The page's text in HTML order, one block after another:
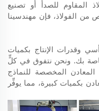
المقاوم للصدأ أو تصنيع
الفولاذ، فإن مهندسينا
وقدرات الإنتاج بكميات
بك. ونحن نتفوق في كلٍّ
المخصصة للنماذج
بكميات كبيرة، مما يوفِّر